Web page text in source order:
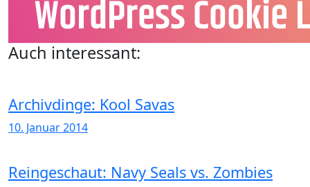
Auch interessant:
Archivdinge: Kool Savas
10. Januar 2014
Reingeschaut: Navy Seals vs. Zombies